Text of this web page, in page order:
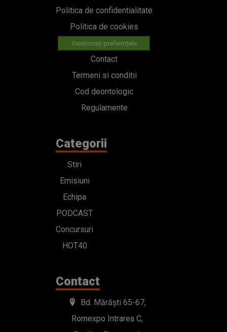
Politica de confidentialitate
Politica de cookies
Gestionați preferințele
Contact
Termeni si conditii
Cod deontologic
Regulamente
Categorii
Stiri
Emisiuni
Echipa
PODCAST
Concursuri
HOT40
Contact
Bd. Mărăști 65-67,
Romexpo Intrarea C,